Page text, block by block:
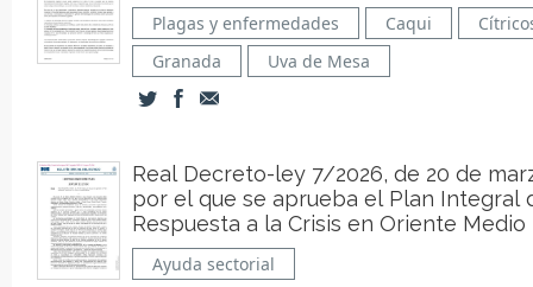
Plagas y enfermedades Caqui
Granada
Uva de Mesa
Real Decreto-ley 7/2026, de 20 de
por el que se aprueba el Plan Integral de
Respuesta a la Crisis en Oriente Medio
Ayuda sectorial